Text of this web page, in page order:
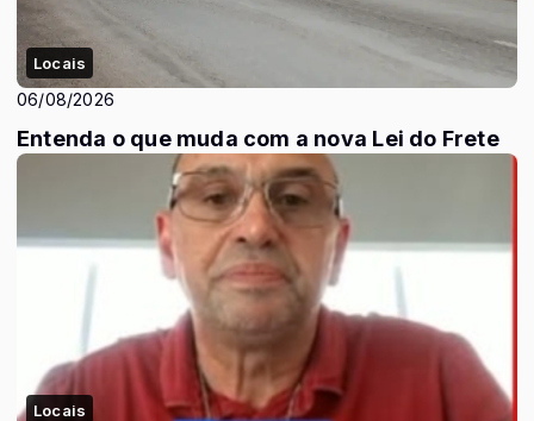
Locais
06/08/2026
Entenda o que muda com a nova Lei do Frete
Locais